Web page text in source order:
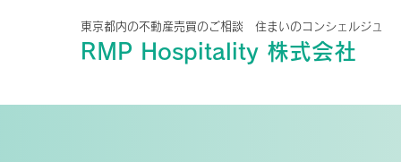
東京都内の不動産売買のご相談 住まいのコンシェルジュ
RMP Hospitality 株式会社